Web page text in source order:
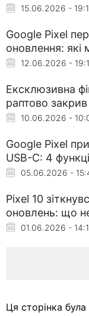
15.06.2026 -
Google Pixel
оновлення: які
12.06.2026 -
Ексклюзивна
раптово
10.06.2026 -
Google Pixel
USB-C: 4
05.06.2026 -
Pixel 10
оновлень: що
01.06.2026 -
Ця сторінка